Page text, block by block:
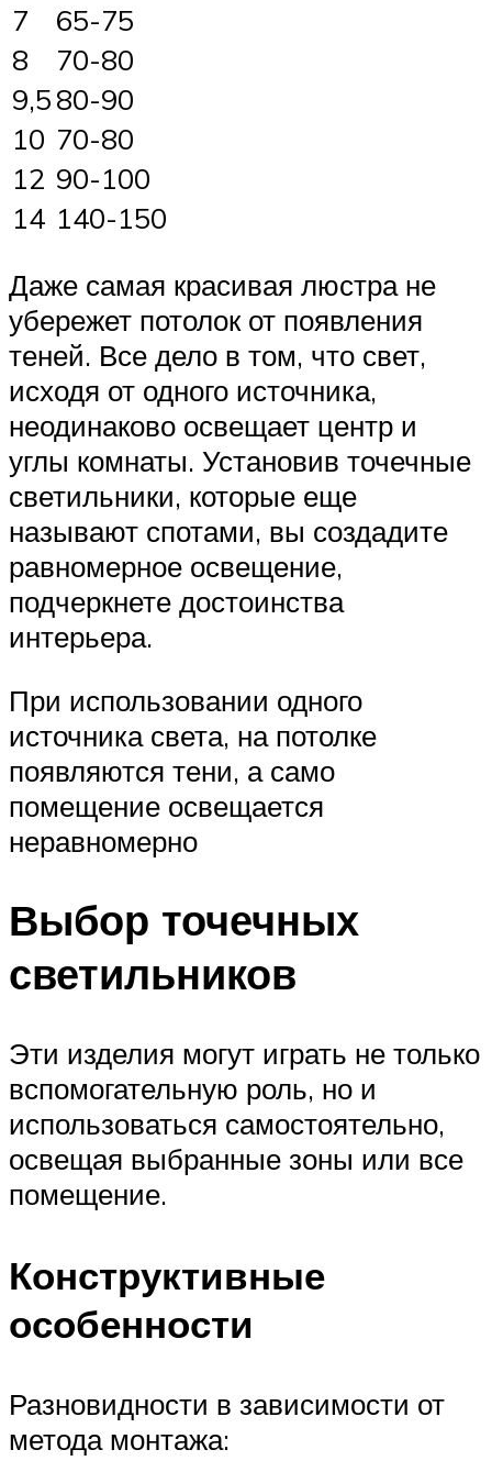
7
65-75
8
70-80
9,580-90
10 70-80
12 90-100
14 140-150
Даже самая красивая люстра не
убережет потолок от появления
теней. Все дело в том, что свет,
исходя от одного источника,
неодинаково освещает центр и
углы комнаты. Установив точечные
светильники, которые еще
называют спотами, вы создадите
равномерное освещение,
подчеркнете достоинства
интерьера.
При использовании одного
источника света, на потолке
появляются тени, а само
помещение освещается
неравномерно
Выбор точечных
светильников
Эти изделия могут играть не только
вспомогательную роль, но и
использоваться самостоятельно,
освещая выбранные зоны или все
помещение.
Конструктивные
особенности
Разновидности в зависимости от
метода монтажа: